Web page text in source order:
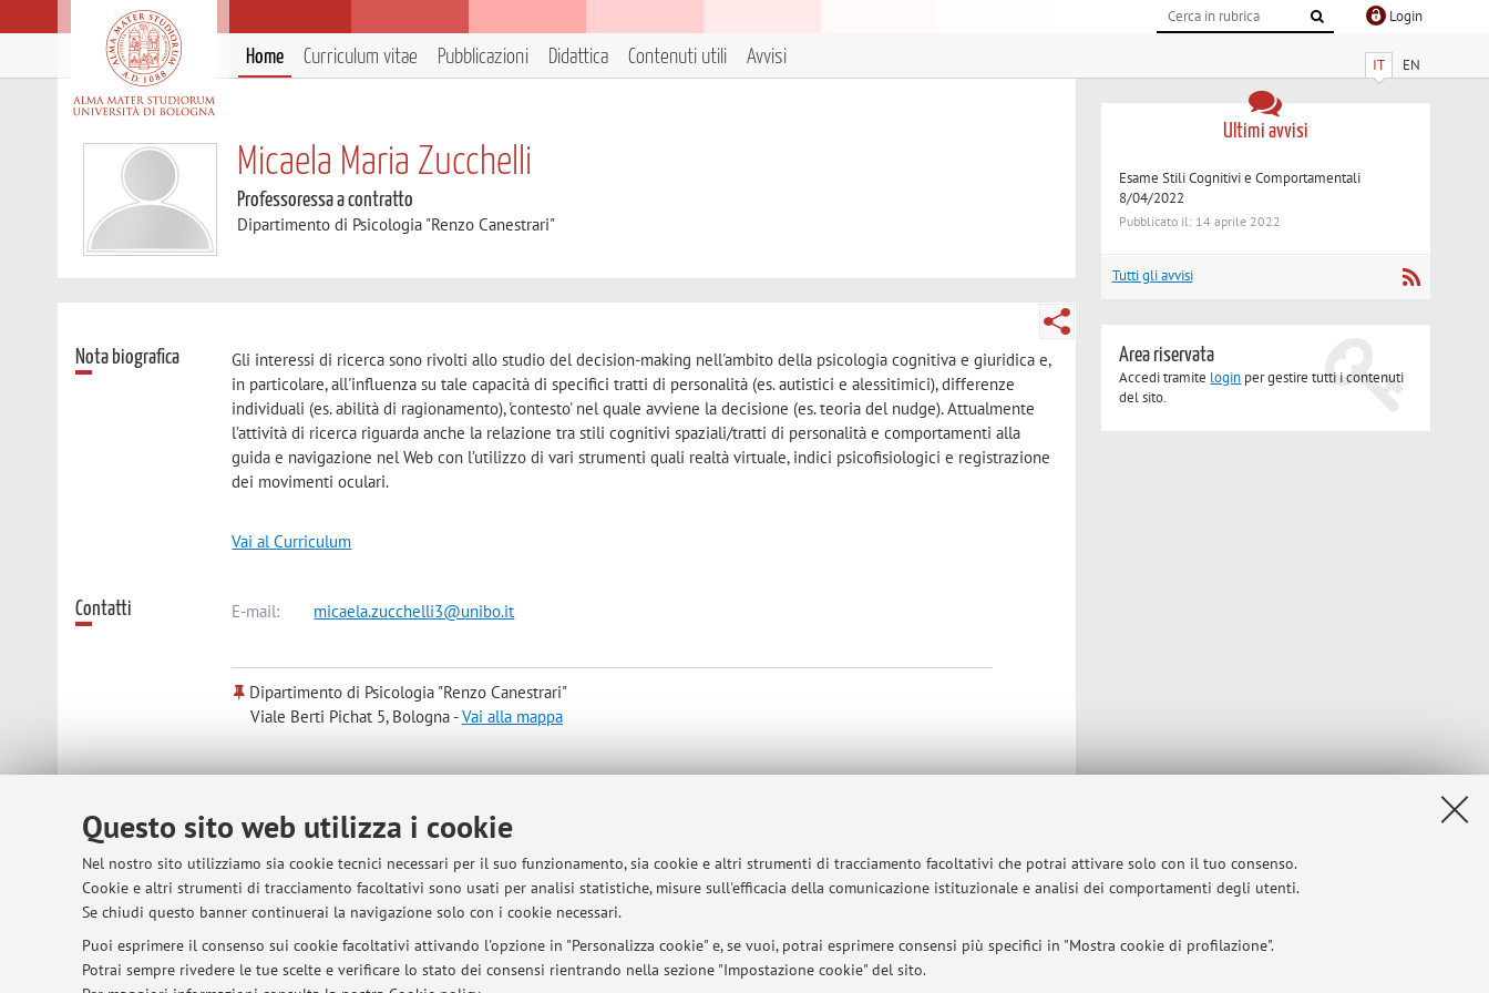
Questo sito web utilizza i cookie
Nel nostro sito utilizziamo sia cookie tecnici necessari per il suo funzionamento, sia cookie e altri strumenti di tracciamento facoltativi che potrai attivare solo con il tuo consenso.
Cookie e altri strumenti di tracciamento facoltativi sono usati per analisi statistiche, misure sull'efficacia della comunicazione istituzionale e analisi dei comportamenti degli utenti.
Se chiudi questo banner continuerai la navigazione solo con i cookie necessari.
Puoi esprimere il consenso sui cookie facoltativi attivando l'opzione in "Personalizza cookie" e, se vuoi, potrai esprimere consensi più specifici in "Mostra cookie di profilazione".
Potrai sempre rivedere le tue scelte e verificare lo stato dei consensi rientrando nella sezione "Impostazione cookie" del sito.
Login
IT EN
Home Curriculum vitae Pubblicazioni Didattica Contenuti utili Avvisi
Micaela Maria Zucchelli
Professoressa a contratto
Dipartimento di Psicologia "Renzo Canestrari"
Nota biografica
Gli interessi di ricerca sono rivolti allo studio del decision-making nell'ambito della psicologia cognitiva e giuridica e,
in particolare, all'influenza su tale capacità di specifici tratti di personalità (es. autistici e alessitimici), differenze
individuali (es. abilità di ragionamento), 'contesto' nel quale avviene la decisione (es. teoria del nudge). Attualmente
l’attività di ricerca riguarda anche la relazione tra stili cognitivi spaziali/tratti di personalità e comportamenti alla
guida e navigazione nel Web con l’utilizzo di vari strumenti quali realtà virtuale, indici psicofisiologici e registrazione
dei movimenti oculari.
Vai al Curriculum
Contatti E-mail: micaela.zucchelli3@unibo.it
Dipartimento di Psicologia "Renzo Canestrari"
Viale Berti Pichat 5, Bologna -Vai alla mappa
Ultimi avvisi
Esame Stili Cognitivi e Comportamentali
8/04/2022
Pubblicato il: 14 aprile 2022
Tutti gli avvisi
Area riservata
Accedi tramite login per gestire tutti i contenuti
del sito.
© 2026 - ALMA MATER STUDIORUM - Università di Bologna - Via Zamboni, 33 - 40126 Bologna - Partita IVA: 01131710376